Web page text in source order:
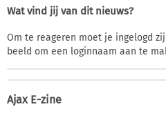
Wat vind jij van dit nieuws?
Om te reageren moet je ingelogd
beeld om een loginnaam aan te
Ajax E-zine